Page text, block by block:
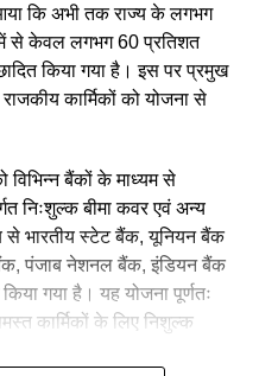
कि अभी तक राज्य के लगभग
में से केवल लगभग 60 प्रतिशत
किया गया है। इस पर प्रमुख
कार्मिकों को योजना से
विभिन्न बैंकों के माध्यम से
निःशुल्क बीमा कवर एवं अन्य
से भारतीय स्टेट बैंक, यूनियन बैंक
पंजाब नेशनल बैंक, इंडियन बैंक
गया है। यह योजना पूर्णतः
कार्मिकों के लिए निशुल्क